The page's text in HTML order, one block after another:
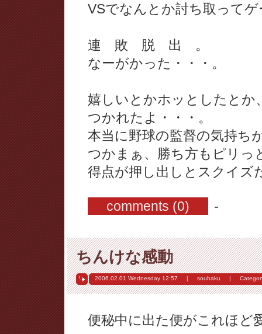
VSでなんとか討ち取って
連 敗 脱 出 。
なーがかった・・・。
嬉しいとかホッとしたとか
つかれたよ・・・。
本当に野球の監督の気持ち
つかまぁ、勝ち方もピリっ
得点が押し出しとスクイズ
comments (0) -
ちんけな感動
2006.02.01 Wednesday 12:57 | souhaku |
便秘中に出た便がこれほど